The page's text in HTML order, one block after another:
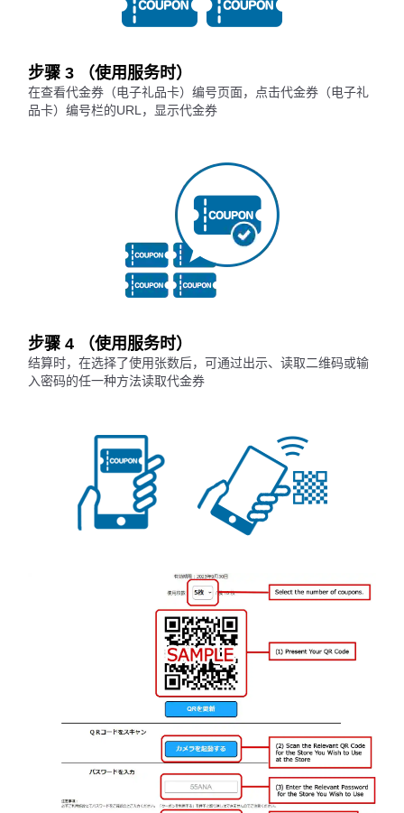
步骤 3 （使用服务时）
在查看代金券（电子礼品卡）编号页面，点击代金券（电子礼
品卡）编号栏的URL，显示代金券
步骤 4 （使用服务时）
结算时，在选择了使用张数后，可通过出示、读取二维码或输
入密码的任一种方法读取代金券